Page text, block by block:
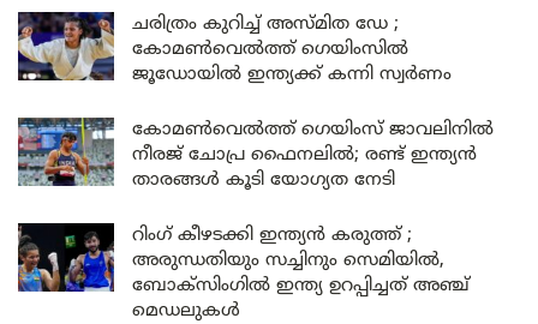
ചരിത്രം കുറിച്ച് അസ്മിത ഡേ ;
കോമൺവെൽത്ത് ഗെയിംസിൽ
ജൂഡോയിൽ ഇന്ത്യക്ക് കന്നി സ്വർണം
കോമൺവെൽത്ത് ഗെയിംസ് ജാവലിനിൽ
നീരജ് ചോപ്ര ഫൈനലിൽ; രണ്ട് ഇന്ത്യൻ
താരങ്ങൾ കൂടി യോഗ്യത നേടി
റിംഗ് കീഴടക്കി ഇന്ത്യൻ കരുത്ത് ;
അരുന്ധതിയും സച്ചിനും സെമിയിൽ,
ബോക്സിംഗിൽ ഇന്ത്യ ഉറപ്പിച്ചത് അഞ്ച്
മെഡലുകൾ